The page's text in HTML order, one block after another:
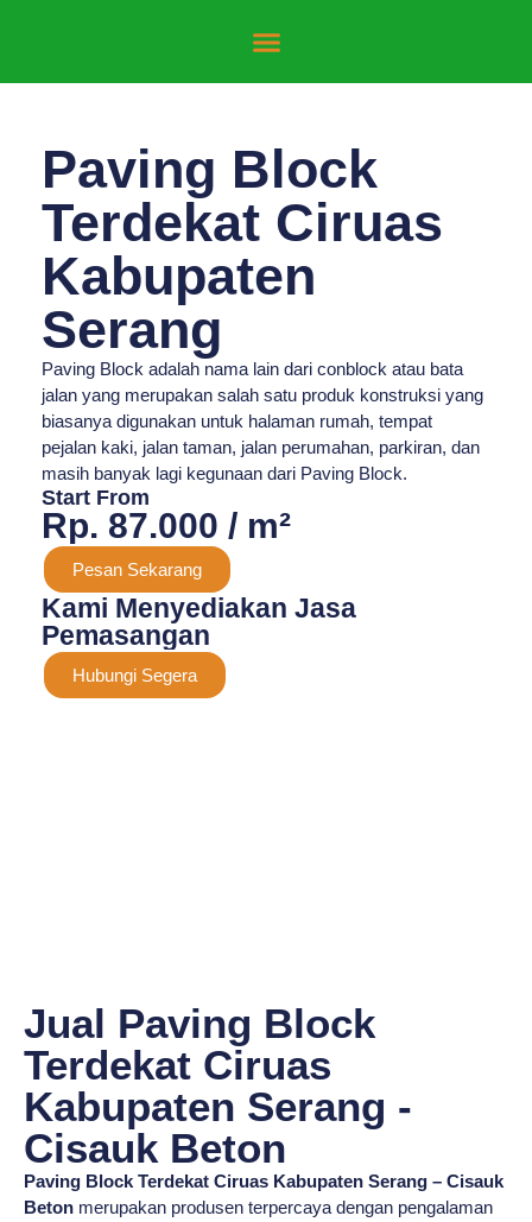
Paving Block
Terdekat Ciruas
Kabupaten
Serang
Paving Block adalah nama lain dari conblock atau bata
jalan yang merupakan salah satu produk konstruksi yang
biasanya digunakan untuk halaman rumah, tempat
pejalan kaki, jalan taman, jalan perumahan, parkiran, dan
masih banyak lagi kegunaan dari Paving Block.
Start From
Rp. 87.000 / m²
Pesan Sekarang
Kami Menyediakan Jasa
Pemasangan
Hubungi Segera
Jual Paving Block
Terdekat Ciruas
Kabupaten Serang -
Cisauk Beton
Paving Block Terdekat Ciruas Kabupaten Serang – Cisauk
Beton merupakan produsen terpercaya dengan pengalaman